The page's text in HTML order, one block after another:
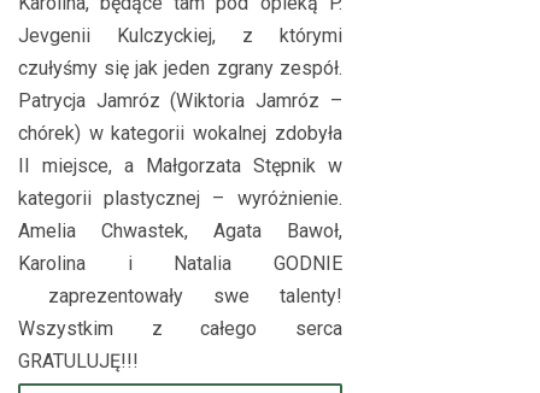
Jevgenii Kulczyckiej, z którymi
czułyśmy się jak jeden zgrany zespół.
Patrycja Jamróz (Wiktoria Jamróz –
chórek) w kategorii wokalnej zdobyła
II miejsce, a Małgorzata Stępnik w
kategorii plastycznej – wyróżnienie.
Amelia Chwastek, Agata Bawoł,
Karolina i Natalia GODNIE
zaprezentowały swe talenty!
Wszystkim z całego serca
GRATULUJĘ!!!